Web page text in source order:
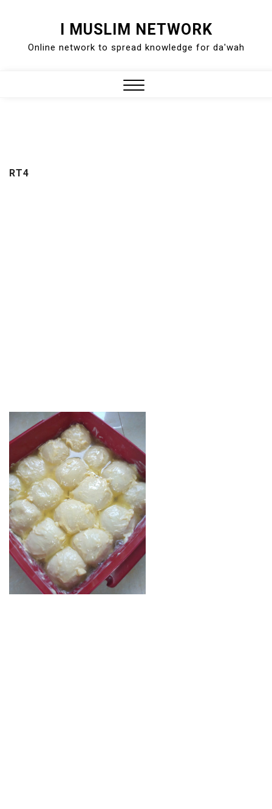
content
I MUSLIM NETWORK
Online network to spread knowledge for da'wah
RT4